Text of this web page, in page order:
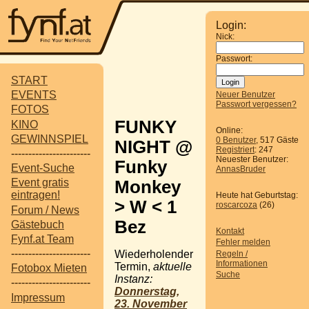
START
EVENTS
FOTOS
KINO
GEWINNSPIEL
-----------------------
Event-Suche
Event gratis
eintragen!
Forum / News
Gästebuch
Fynf.at Team
-----------------------
Fotobox Mieten
-----------------------
Impressum
Login:
Nick:
Passwort:
Neuer Benutzer
Passwort vergessen?
Online:
0 Benutzer, 517 Gäste
Registriert: 247
Neuester Benutzer:
AnnasBruder
Heute hat Geburtstag:
roscarcoza (26)
Kontakt
Fehler melden
Regeln /
Informationen
Suche
FUNKY
NIGHT @
Funky
Monkey
> W < 1
Bez
Wiederholender
Termin, aktuelle
Instanz:
Donnerstag,
23. November